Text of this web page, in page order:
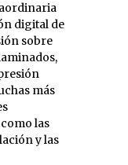
digital de
sobre
más
las
y las